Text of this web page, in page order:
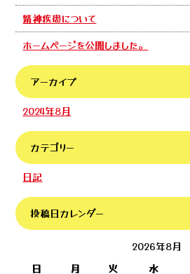
精神疾患について
ホームページを公開しました。
アーカイブ
2024年8月
カテゴリー
日記
投稿日カレンダー
2026年8月
日
月 火 水